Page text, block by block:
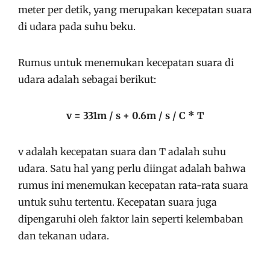
meter per detik, yang merupakan kecepatan suara
di udara pada suhu beku.
Rumus untuk menemukan kecepatan suara di
udara adalah sebagai berikut:
v = 331m / s + 0.6m / s / C * T
v adalah kecepatan suara dan T adalah suhu
udara. Satu hal yang perlu diingat adalah bahwa
rumus ini menemukan kecepatan rata-rata suara
untuk suhu tertentu. Kecepatan suara juga
dipengaruhi oleh faktor lain seperti kelembaban
dan tekanan udara.